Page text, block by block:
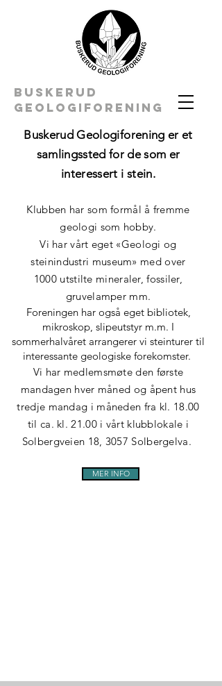
BUSKERUD
geologiforening
Buskerud Geologiforening er et
samlingssted for de som er
interessert i stein.
Klubben har som formål å fremme
geologi som hobby.
Vi har vårt eget «Geologi og
steinindustri museum» med over
1000 utstilte mineraler, fossiler,
gruvelamper mm.
Foreningen har også eget bibliotek,
mikroskop, slipeutstyr m.m. I
sommerhalvåret arrangerer vi steinturer til
interessante geologiske forekomster.
Vi har medlemsmøte den første
mandagen hver måned og åpent hus
tredje mandag i måneden fra kl. 18.00
til ca. kl. 21.00 i vårt klubblokale i
Solbergveien 18, 3057 Solbergelva.
MER INFO